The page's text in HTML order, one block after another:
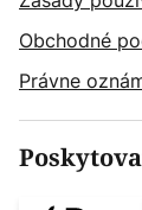
Obchodné
Právne